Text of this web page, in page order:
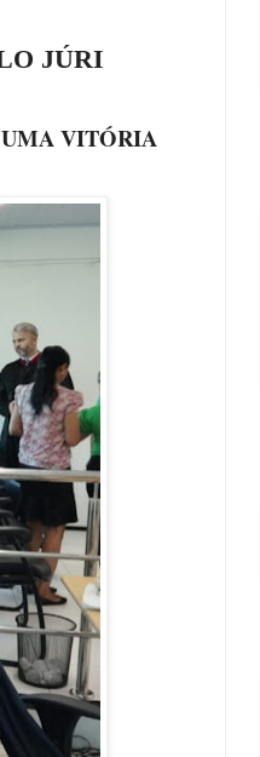
JÚRI
VITÓRIA